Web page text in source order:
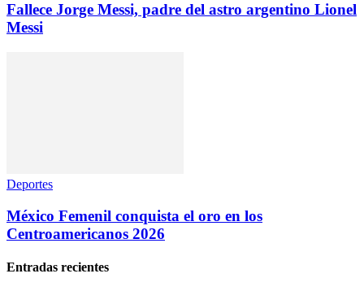
Fallece Jorge Messi, padre del astro argentino Lionel
Messi
Deportes
México Femenil conquista el oro en los
Centroamericanos 2026
Entradas recientes